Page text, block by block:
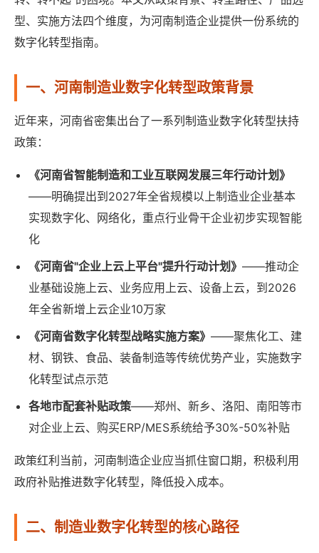
型、实施方法四个维度，为河南制造企业提供一份系统的
数字化转型指南。
一、河南制造业数字化转型政策背景
近年来，河南省密集出台了一系列制造业数字化转型扶持
政策：
《河南省智能制造和工业互联网发展三年行动计划》
——明确提出到2027年全省规模以上制造业企业基本
实现数字化、网络化，重点行业骨干企业初步实现智能
化
《河南省"企业上云上平台"提升行动计划》 ——推动企
业基础设施上云、业务应用上云、设备上云，到2026
年全省新增上云企业10万家
《河南省数字化转型战略实施方案》 ——聚焦化工、建
材、钢铁、食品、装备制造等传统优势产业，实施数字
化转型试点示范
各地市配套补贴政策——郑州、新乡、洛阳、南阳等市
对企业上云、购买ERP/MES系统给予30%-50%补贴
政策红利当前，河南制造企业应当抓住窗口期，积极利用
政府补贴推进数字化转型，降低投入成本。
二、制造业数字化转型的核心路径